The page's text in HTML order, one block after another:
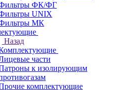
ФК/ФГ
UNIX
МК
Назад
части
к изолирующим
комплектующие